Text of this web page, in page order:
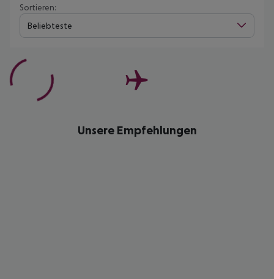
Sortieren:
Beliebteste
Unsere Empfehlungen